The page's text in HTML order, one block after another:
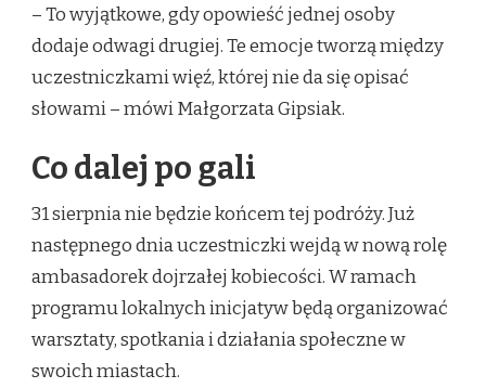
– To wyjątkowe, gdy opowieść jednej osoby
dodaje odwagi drugiej. Te emocje tworzą między
uczestniczkami więź, której nie da się opisać
słowami – mówi Małgorzata Gipsiak.
Co dalej po gali
31 sierpnia nie będzie końcem tej podróży. Już
następnego dnia uczestniczki wejdą w nową rolę
ambasadorek dojrzałej kobiecości. W ramach
programu lokalnych inicjatyw będą organizować
warsztaty, spotkania i działania społeczne w
swoich miastach.